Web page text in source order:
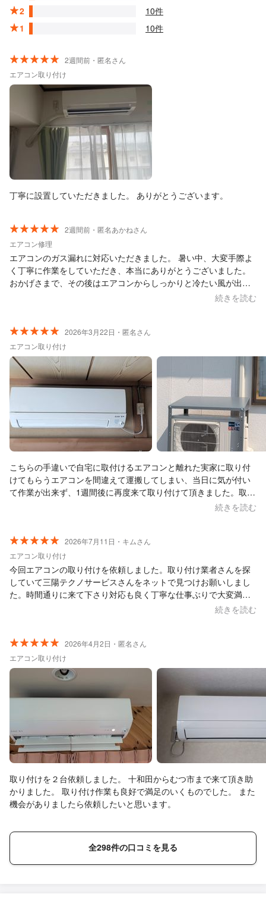
2
10件
1
10件
2週間前・匿名さん
エアコン取り付け
丁寧に設置していただきました。 ありがとうございます。
2週間前・匿名あかねさん
エアコン修理
エアコンのガス漏れに対応いただきました。 暑い中、大変手際よ
く丁寧に作業をしていただき、本当にありがとうございました。
おかげさまで、その後はエアコンからしっかりと冷たい風が出る
ようになり、部屋がとても快適になりました。これから本格的な
たいと思っております。
続きを読む
2026年3月22日・匿名さん
エアコン取り付け
こちらの手違いで自宅に取付けるエアコンと離れた実家に取り付
けてもらうエアコンを間違えて運搬してしまい、当日に気が付い
て作業が出来ず、1週間後に再度来て取り付けて頂きました。取り
付け後、実家の母も喜んでおり、大変満足しております。次週は
続きを読む
2026年7月11日・キムさん
エアコン取り付け
今回エアコンの取り付けを依頼しました。取り付け業者さんを探
していて三陽テクノサービスさんをネットで見つけお願いしまし
た。時間通りに来て下さり対応も良く丁寧な仕事ぶりで大変満足
しております。価格もお安く三陽テクノサービスさんに依頼して
続きを読む
2026年4月2日・匿名さん
エアコン取り付け
取り付けを２台依頼しました。 十和田からむつ市まで来て頂き助
かりました。 取り付け作業も良好で満足のいくものでした。 また
機会がありましたら依頼したいと思います。
全298件の口コミを見る